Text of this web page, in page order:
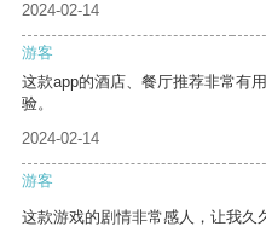
2024-02-14
游客
这款app的酒店、餐厅推荐非常有
验。
2024-02-14
游客
这款游戏的剧情非常感人，让我久